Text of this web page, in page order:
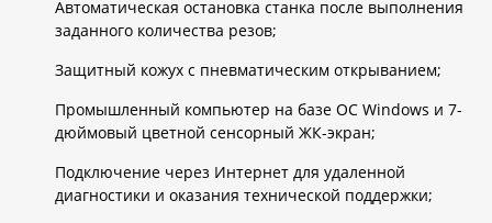
Автоматическая остановка станка после выполнения
заданного количества резов;
Защитный кожух с пневматическим открыванием;
Промышленный компьютер на базе ОС Windows и 7-
дюймовый цветной сенсорный ЖК-экран;
Подключение через Интернет для удаленной
диагностики и оказания технической поддержки;